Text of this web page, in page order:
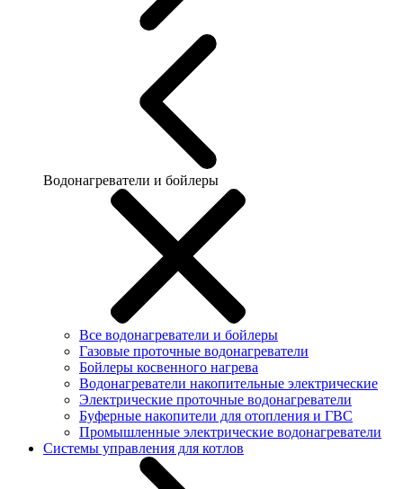
Водонагреватели и бойлеры
Все водонагреватели и бойлеры
Газовые проточные водонагреватели
Бойлеры косвенного нагрева
Водонагреватели накопительные электрические
Электрические проточные водонагреватели
Буферные накопители для отопления и ГВС
Промышленные электрические водонагреватели
Системы управления для котлов